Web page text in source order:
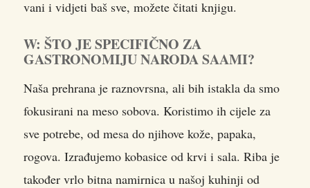
vani i vidjeti baš sve, možete čitati knjigu.
W: ŠTO JE SPECIFIČNO ZA
GASTRONOMIJU NARODA SAAMI?
Naša prehrana je raznovrsna, ali bih istakla da smo
fokusirani na meso sobova. Koristimo ih cijele za
sve potrebe, od mesa do njihove kože, papaka,
rogova. Izrađujemo kobasice od krvi i sala. Riba je
također vrlo bitna namirnica u našoj kuhinji od